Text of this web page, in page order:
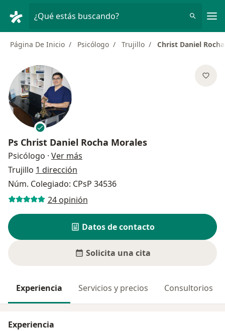
¿Qué estás buscando?
Página De Inicio Psicólogo Trujillo Christ Daniel
Ps Christ Daniel Rocha Morales
Psicólogo · Ver más
Trujillo 1 dirección
Núm. Colegiado: CPsP 34536
24 opinión
Datos de contacto
Solicita una cita
Experiencia Servicios y precios Consultorios
Experiencia